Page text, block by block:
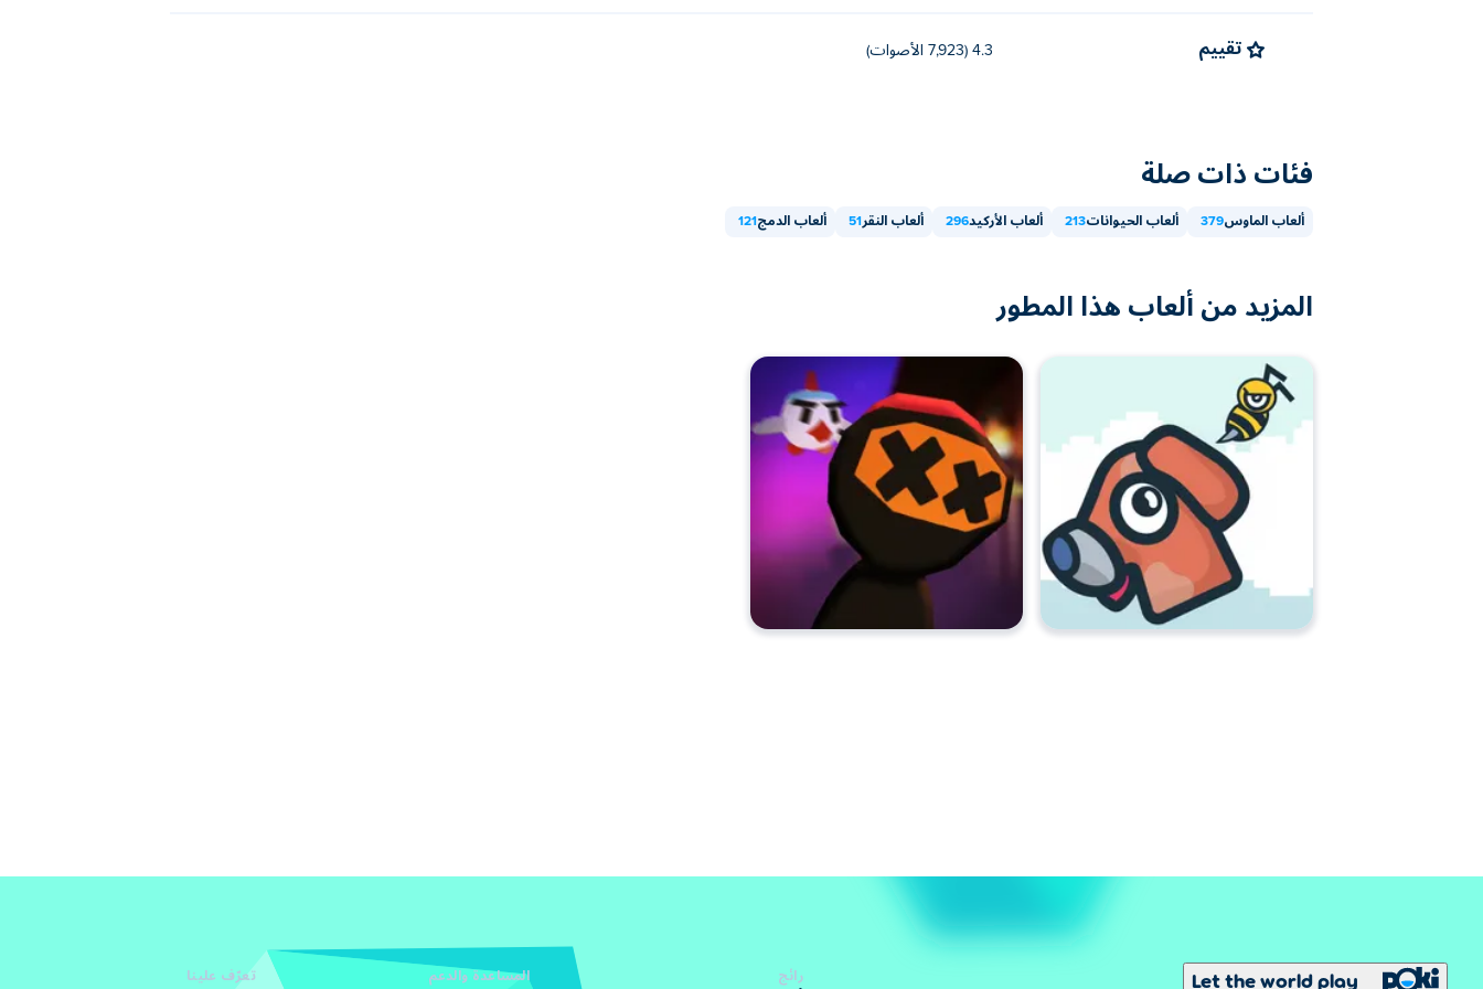
تقييم 4.3 (7,923 الأصوات)
فئات ذات صلة
ألعاب الماوس379 ألعاب الحيوانات213 ألعاب الأركيد296 ألعاب النقر 51 ألعاب الدمج 121
المزيد من ألعاب هذا المطور
Let the world play رائج المساعدة والدعم تعرّف علينا